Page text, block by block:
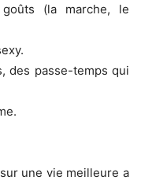
(la marche, le
des passe-temps qui
une vie meilleure a